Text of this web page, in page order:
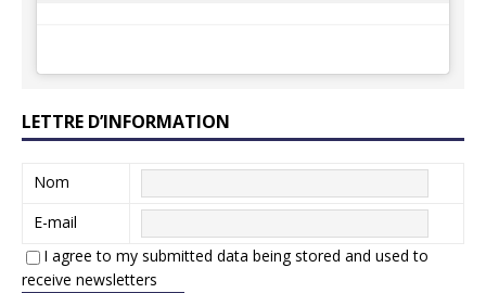
LETTRE D’INFORMATION
Nom
E-mail
I agree to my submitted data being stored and used to
receive newsletters